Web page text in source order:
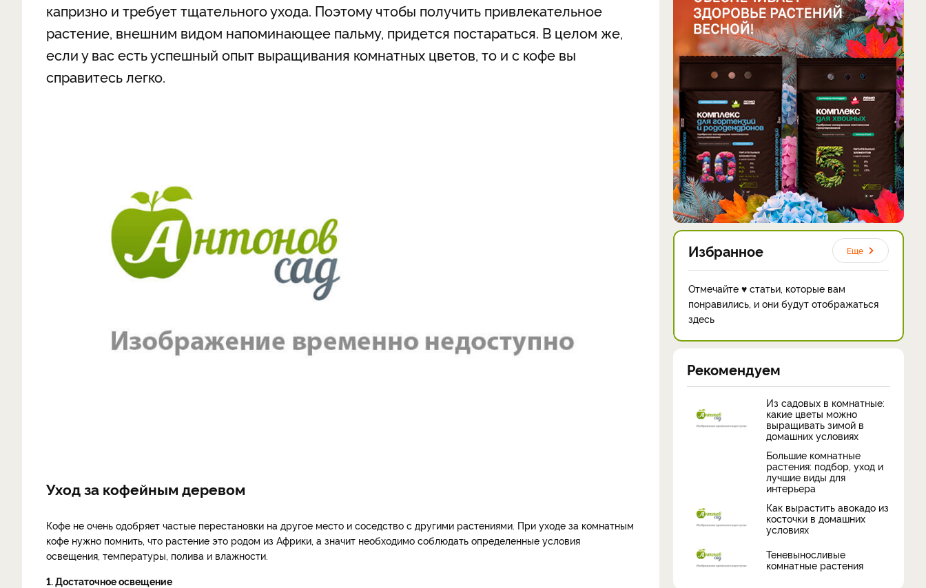
капризно и требует тщательного ухода. Поэтому чтобы получить привлекательное
растение, внешним видом напоминающее пальму, придется постараться. В целом же,
если у вас есть успешный опыт выращивания комнатных цветов, то и с кофе вы
справитесь легко.
Уход за кофейным деревом
Кофе не очень одобряет частые перестановки на другое место и соседство с другими растениями. При уходе за комнатным
кофе нужно помнить, что растение это родом из Африки, а значит необходимо соблюдать определенные условия
освещения, температуры, полива и влажности.
1. Достаточное освещение
Избранное Еще
Отмечайте ♥ статьи, которые вам
понравились, и они будут отображаться
здесь
Рекомендуем
Из садовых в комнатные:
какие цветы можно
выращивать зимой в
домашних условиях
Большие комнатные
растения: подбор, уход и
лучшие виды для
интерьера
Как вырастить авокадо из
косточки в домашних
условиях
Теневыносливые
комнатные растения